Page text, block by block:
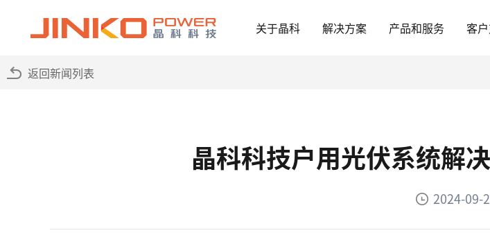
关于晶科 解决方案 产品和服务 客
返回新闻列表
晶科科技户用光伏系统解
2024-09-